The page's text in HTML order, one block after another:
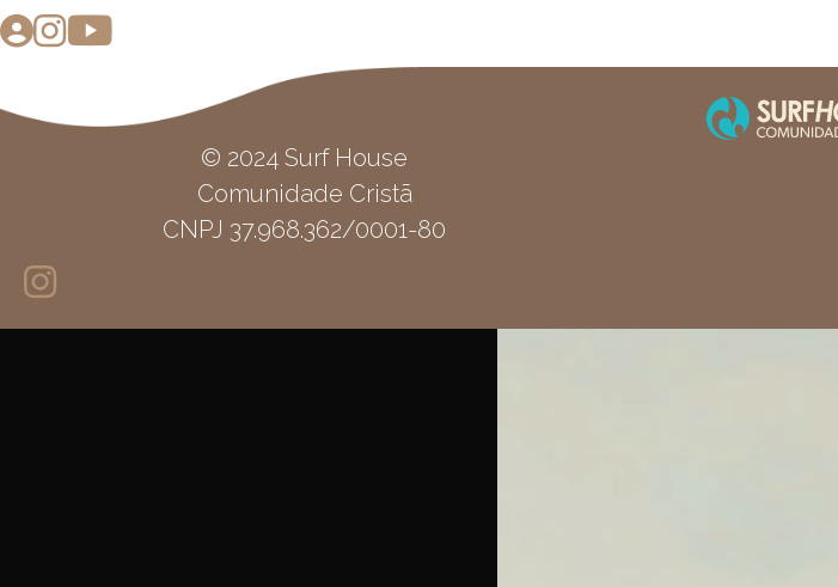
© 2024 Surf House
Comunidade Cristã
CNPJ 37.968.362/0001-80